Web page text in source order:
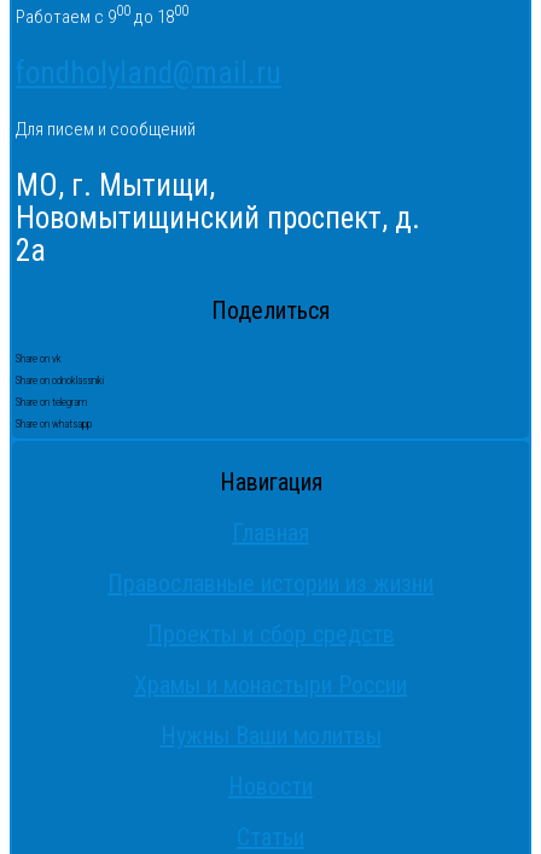
Работаем с 900 до 1800
fondholyland@mail.ru
Для писем и сообщений
МО, г. Мытищи,
Новомытищинский проспект, д.
2а
Поделиться
Share on vk
Share on odnoklassniki
Share on telegram
Share on whatsapp
Навигация
Главная
Православные истории из жизни
Проекты и сбор средств
Храмы и монастыри России
Нужны Ваши молитвы
Новости
Статьи